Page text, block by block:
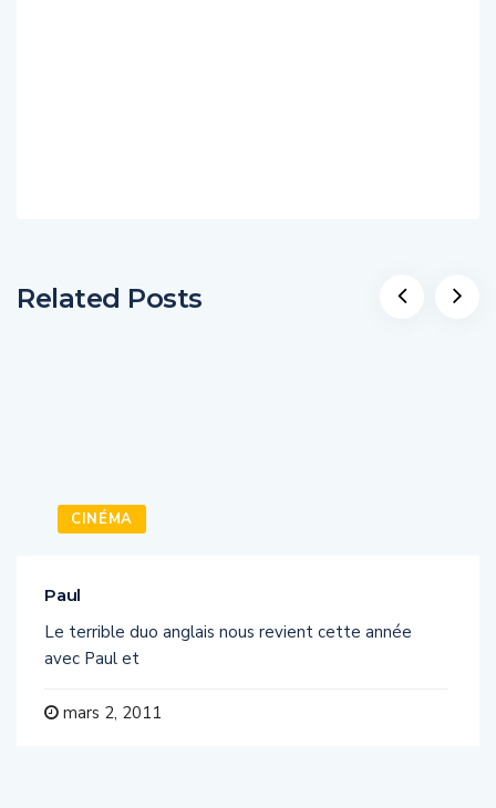
Related Posts
CINÉMA
Paul
Le terrible duo anglais nous revient cette année
avec Paul et
mars 2, 2011